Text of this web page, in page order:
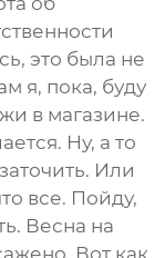
это была не
я, пока, буду
в магазине.
Ну, а то
Или
все. Пойду,
Весна на